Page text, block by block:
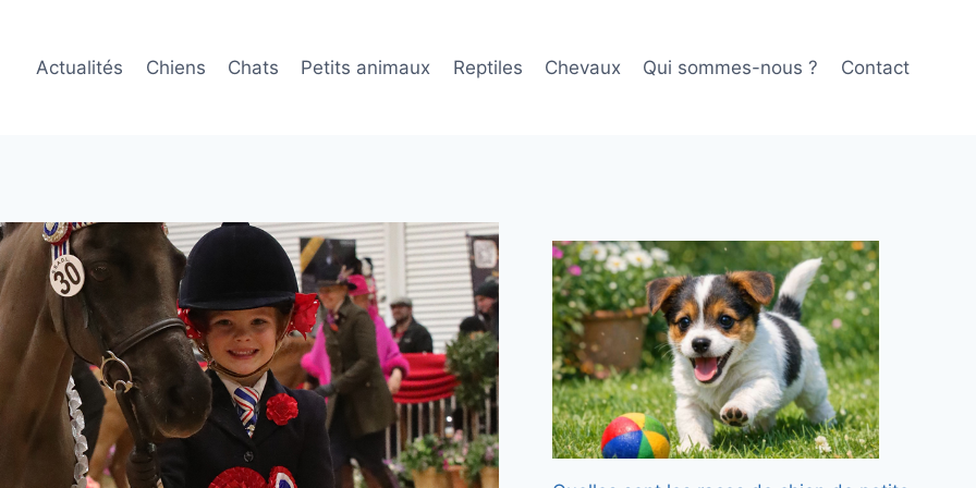
Actualités Chiens Chats Petits animaux Reptiles Chevaux Qui sommes-nous ? Contact